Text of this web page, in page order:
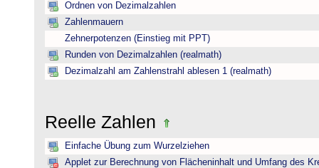
Ordnen von Dezimalzahlen
Zahlenmauern
Zehnerpotenzen (Einstieg mit PPT)
Runden von Dezimalzahlen (realmath)
Dezimalzahl am Zahlenstrahl ablesen 1 (realmath)
Reelle Zahlen
Einfache Übung zum Wurzelziehen
Applet zur Berechnung von Flächeninhalt und Umfang des